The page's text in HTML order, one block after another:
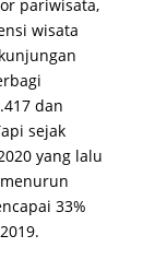
pariwisata,
wisata
dan
sejak
yang lalu
33%